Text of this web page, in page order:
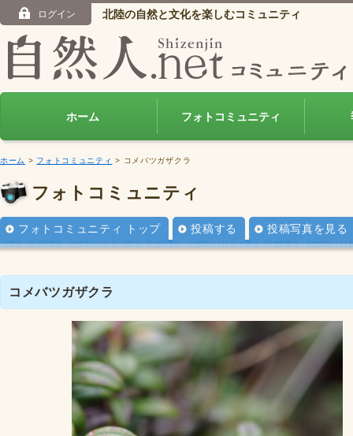
ログイン 北陸の自然と文化を楽しむコミュニティ
ホーム フォトコミュニティ
ホーム > フォトコミュニティ > コメバツガザクラ
フォトコミュニティ
フォトコミュニティ トップ 投稿する 投稿写真を見る
コメバツガザクラ